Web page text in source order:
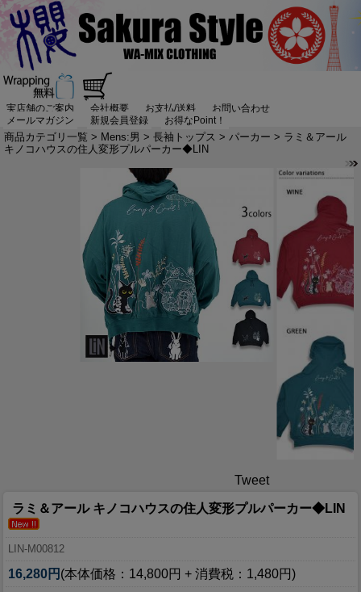
実店舗のご案内 会社概要 お支払/送料
お問い合わせ
メールマガジン
新規会員登録 お得なPoint！
商品カテゴリ一覧 > Mens:男 > 長袖トップス > パーカー > ラミ＆アール
キノコハウスの住人変形プルパーカー◆LIN
Tweet
ラミ＆アール キノコハウスの住人変形プルパーカー◆LIN
LIN-M00812
16,280円 (本体価格：14,800円 + 消費税：1,480円)